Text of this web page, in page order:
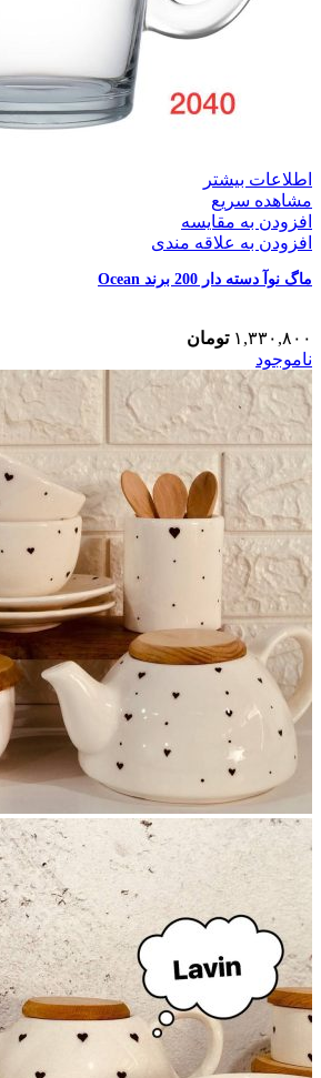
اطلاعات بیشتر
مشاهده سریع
افزودن به مقایسه
افزودن به علاقه مندی
ماگ نوآ دسته دار 200 برند Ocean
۱,۳۳۰,۸۰۰ تومان
ناموجود